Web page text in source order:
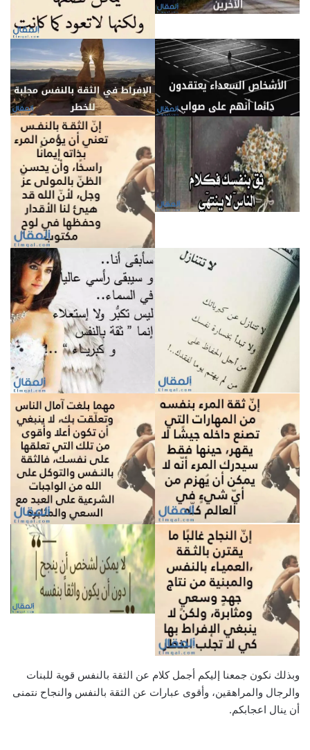
وبذلك نكون جمعنا إليكم أجمل كلام عن الثقة بالنفس قوية للبنات
والرجال والمراهقين، وأقوى عبارات عن الثقة بالنفس والنجاح نتمنى
أن ينال اعجابكم.